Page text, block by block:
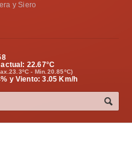
y Siero
22.67°C
- Min.20.85ºC)
y Viento: 3.05 Km/h